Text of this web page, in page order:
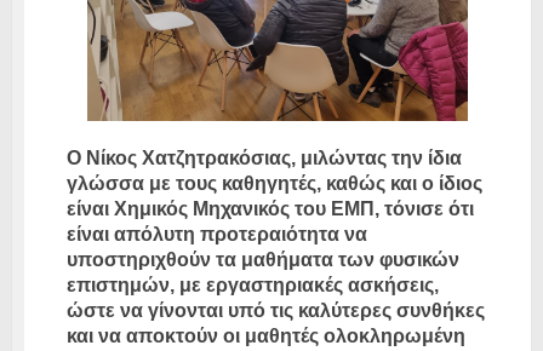
Ο Νίκος Χατζητρακόσιας, μιλώντας την ίδια
γλώσσα με τους καθηγητές, καθώς και ο ίδιος
είναι Χημικός Μηχανικός του ΕΜΠ, τόνισε ότι
είναι απόλυτη προτεραιότητα να
υποστηριχθούν τα μαθήματα των φυσικών
επιστημών, με εργαστηριακές ασκήσεις,
ώστε να γίνονται υπό τις καλύτερες συνθήκες
και να αποκτούν οι μαθητές ολοκληρωμένη